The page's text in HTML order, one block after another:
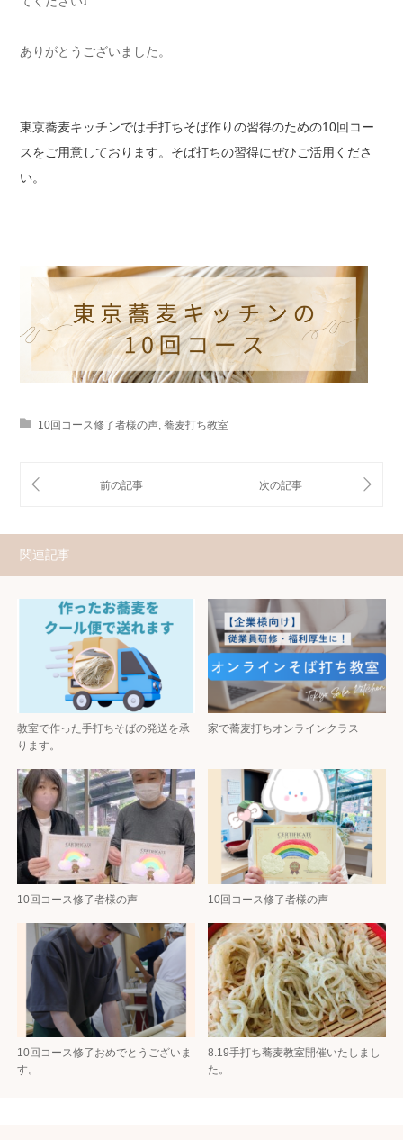
ありがとうございました。
東京蕎麦キッチンでは手打ちそば作りの習得のための10回コー
スをご用意しております。そば打ちの習得にぜひご活用くださ
い。
10回コース修了者様の声, 蕎麦打ち教室
関連記事
教室で作った手打ちそばの発送を承
ります。
家で蕎麦打ちオンラインクラス
10回コース修了者様の声 10回コース修了者様の声
10回コース修了おめでとうございま
す。
8.19手打ち蕎麦教室開催いたしまし
た。